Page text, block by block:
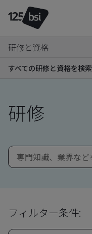
研修と資格
すべての研修と資格を検索
研修
フィルター条件: